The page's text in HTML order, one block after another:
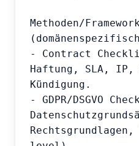
Methoden/
- Contract
Haftung, SLA, IP,
Kündigung.
- GDPR/DSGVO
Rechtsgrundlagen,